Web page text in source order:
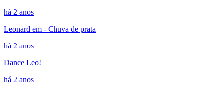
há 2 anos
Leonard em - Chuva de prata
há 2 anos
Dance Leo!
há 2 anos